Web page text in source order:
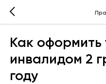
Как оформить
инвалидом 2
году